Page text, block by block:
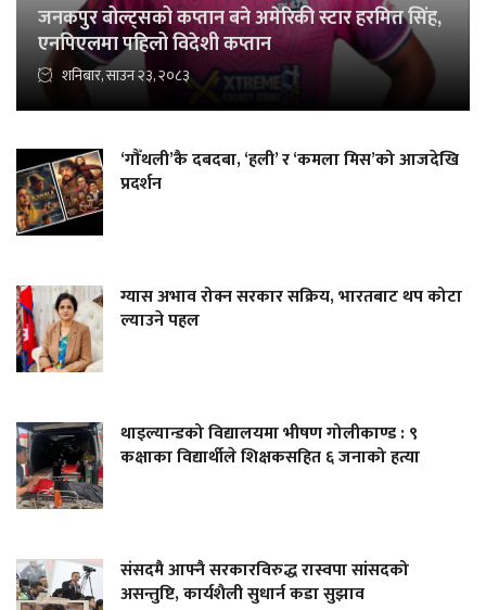
जनकपुर बोल्ट्सको कप्तान बने अमेरिकी स्टार हरमित सिंह,
एनपिएलमा पहिलो विदेशी कप्तान
शनिबार, साउन २३, २०८३
‘गौँथली’कै दबदबा, ‘हली’ र ‘कमला मिस’को आजदेखि
प्रदर्शन
ग्यास अभाव रोक्न सरकार सक्रिय, भारतबाट थप कोटा
ल्याउने पहल
थाइल्यान्डको विद्यालयमा भीषण गोलीकाण्ड : ९
कक्षाका विद्यार्थीले शिक्षकसहित ६ जनाको हत्या
संसदमै आफ्नै सरकारविरुद्ध रास्वपा सांसदको
असन्तुष्टि, कार्यशैली सुधार्न कडा सुझाव